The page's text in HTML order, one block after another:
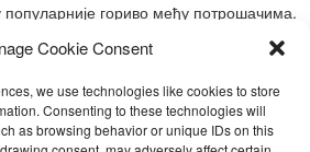
Cookie Consent
we use technologies like cookies to store
Consenting to these technologies will
as browsing behavior or unique IDs on this
гориво међу потрошачима.